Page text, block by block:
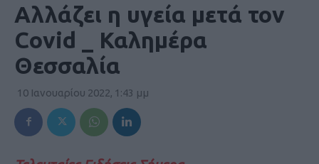
Αλλάζει η υγεία μετά τον
Covid _ Καλημέρα
Θεσσαλία
10 Ιανουαρίου 2022, 1:43 μμ